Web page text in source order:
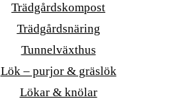
Trädgårdskompost
Trädgårdsnäring
Tunnelväxthus
Lök – purjor & gräslök
Lökar & knölar